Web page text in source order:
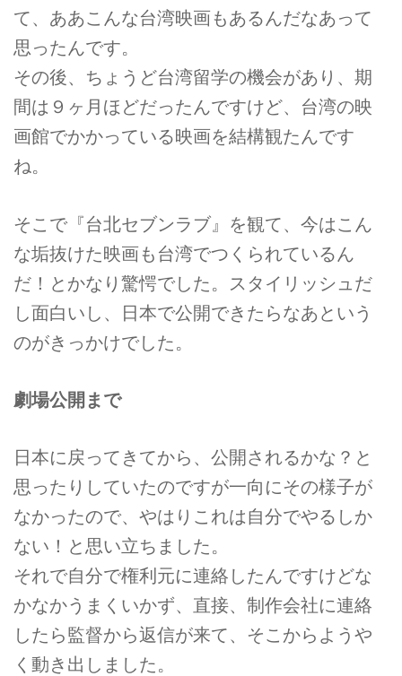
て、ああこんな台湾映画もあるんだなあって
思ったんです。
その後、ちょうど台湾留学の機会があり、期
間は９ヶ月ほどだったんですけど、台湾の映
画館でかかっている映画を結構観たんです
ね。
そこで『台北セブンラブ』を観て、今はこん
な垢抜けた映画も台湾でつくられているん
だ！とかなり驚愕でした。スタイリッシュだ
し面白いし、日本で公開できたらなあという
のがきっかけでした。
劇場公開まで
日本に戻ってきてから、公開されるかな？と
思ったりしていたのですが一向にその様子が
なかったので、やはりこれは自分でやるしか
ない！と思い立ちました。
それで自分で権利元に連絡したんですけどな
かなかうまくいかず、直接、制作会社に連絡
したら監督から返信が来て、そこからようや
く動き出しました。